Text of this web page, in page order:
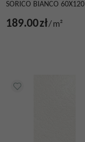
SORICO BIANCO 60X120
189.00zł/m²